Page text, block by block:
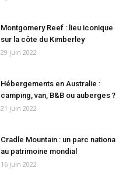
Montgomery Reef : lieu iconique
sur la côte du Kimberley
29 juin 2022
Hébergements en Australie :
camping, van, B&B ou auberges ?
21 juin 2022
Cradle Mountain : un parc national
au patrimoine mondial
16 juin 2022